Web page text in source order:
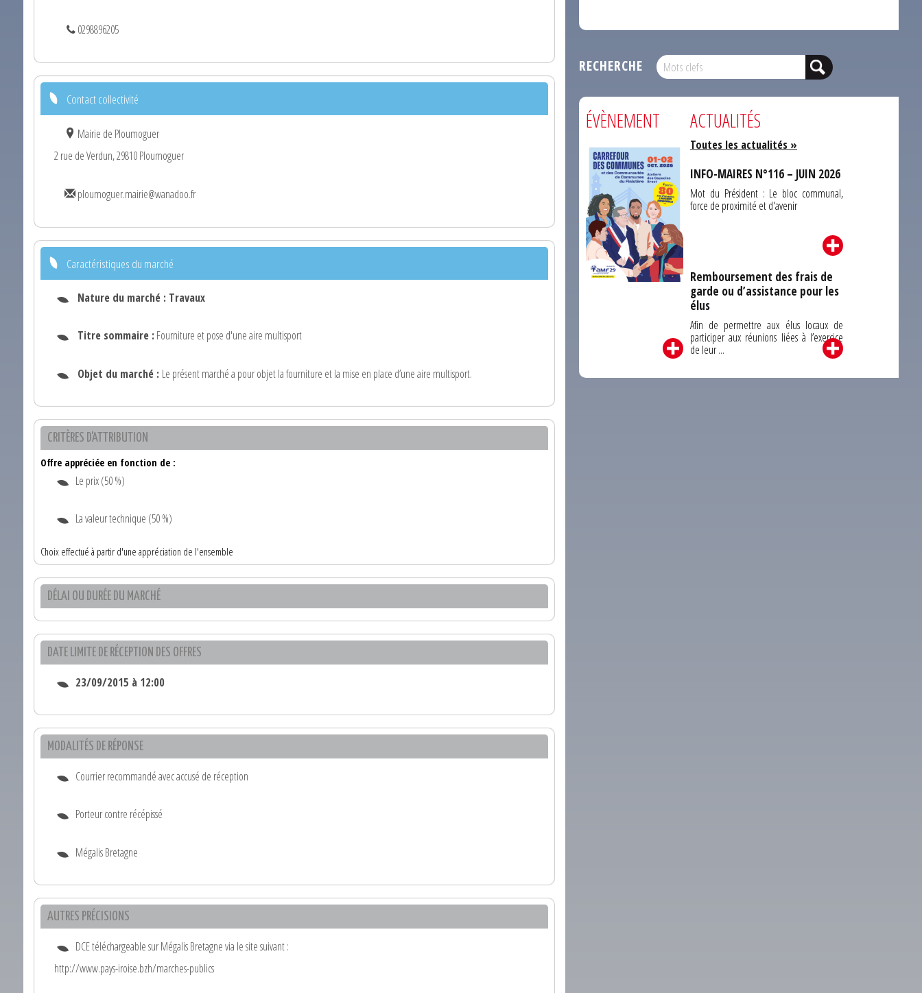
0298896205
Contact collectivité
Mairie de Ploumoguer
2 rue de Verdun, 29810 Ploumoguer
ploumoguer.mairie@wanadoo.fr
Caractéristiques du marché
Nature du marché : Travaux
Titre sommaire : Fourniture et pose d'une aire multisport
Objet du marché : Le présent marché a pour objet la fourniture et la mise en place d’une aire multisport.
CRITÈRES D'ATTRIBUTION
Offre appréciée en fonction de :
Le prix (50 %)
La valeur technique (50 %)
Choix effectué à partir d'une appréciation de l'ensemble
DÉLAI OU DURÉE DU MARCHÉ
DATE LIMITE DE RÉCEPTION DES OFFRES
23/09/2015 à 12:00
MODALITÉS DE RÉPONSE
Courrier recommandé avec accusé de réception
Porteur contre récépissé
Mégalis Bretagne
AUTRES PRÉCISIONS
DCE téléchargeable sur Mégalis Bretagne via le site suivant :
http://www.pays-iroise.bzh/marches-publics
RECHERCHE
ÉVÈNEMENT ACTUALITÉS
Toutes les actualités »
INFO-MAIRES N°116 – JUIN 2026
Mot du Président : Le bloc communal,
force de proximité et d'avenir
Remboursement des frais de
garde ou d’assistance pour les
élus
Afin de permettre aux élus locaux de
participer aux réunions liées à l’exercice
de leur ...